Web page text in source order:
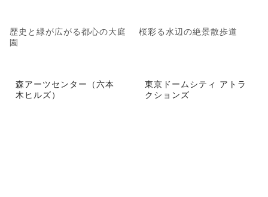
歴史と緑が広がる都心の大庭
園
桜彩る水辺の絶景散歩道
森アーツセンター（六本
木ヒルズ）
東京ドームシティ アトラ
クションズ